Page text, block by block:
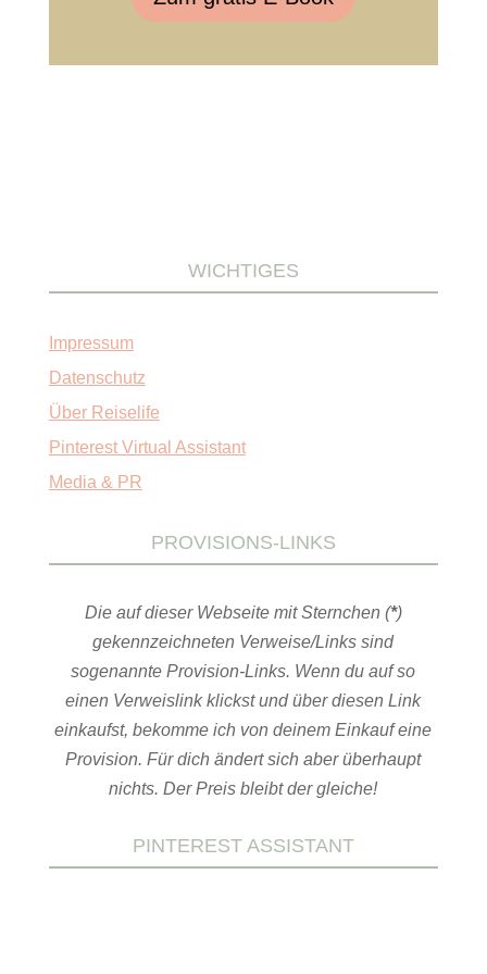
WICHTIGES
Impressum
Datenschutz
Über Reiselife
Pinterest Virtual Assistant
Media & PR
PROVISIONS-LINKS
Die auf dieser Webseite mit Sternchen (*)
gekennzeichneten Verweise/Links sind
sogenannte Provision-Links. Wenn du auf so
einen Verweislink klickst und über diesen Link
einkaufst, bekomme ich von deinem Einkauf eine
Provision. Für dich ändert sich aber überhaupt
nichts. Der Preis bleibt der gleiche!
PINTEREST ASSISTANT